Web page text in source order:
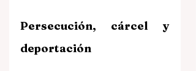
Persecución, cárcel y
deportación